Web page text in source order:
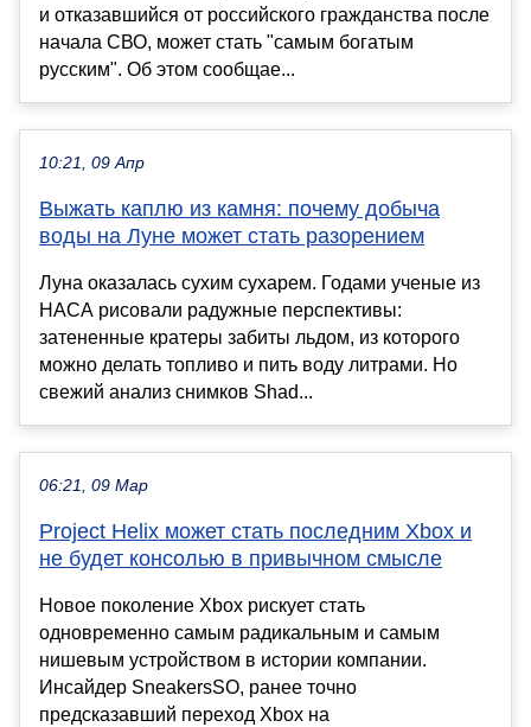
и отказавшийся от российского гражданства после
начала СВО, может стать "самым богатым
русским". Об этом сообщае...
10:21, 09 Апр
Выжать каплю из камня: почему добыча
воды на Луне может стать разорением
Луна оказалась сухим сухарем. Годами ученые из
НАСА рисовали радужные перспективы:
затененные кратеры забиты льдом, из которого
можно делать топливо и пить воду литрами. Но
свежий анализ снимков Shad...
06:21, 09 Мар
Project Helix может стать последним Xbox и
не будет консолью в привычном смысле
Новое поколение Xbox рискует стать
одновременно самым радикальным и самым
нишевым устройством в истории компании.
Инсайдер SneakersSO, ранее точно
предсказавший переход Xbox на